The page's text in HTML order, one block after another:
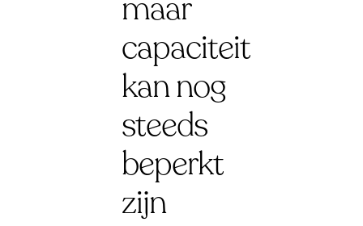
maar
capaciteit
kan nog
steeds
beperkt
zijn